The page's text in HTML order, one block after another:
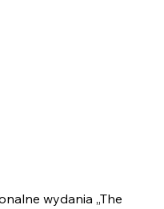
wydania „The